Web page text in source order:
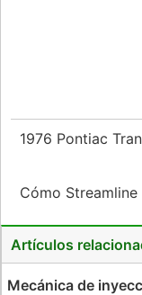
1976 Pontiac
Cómo
Artículos
Mecánica de